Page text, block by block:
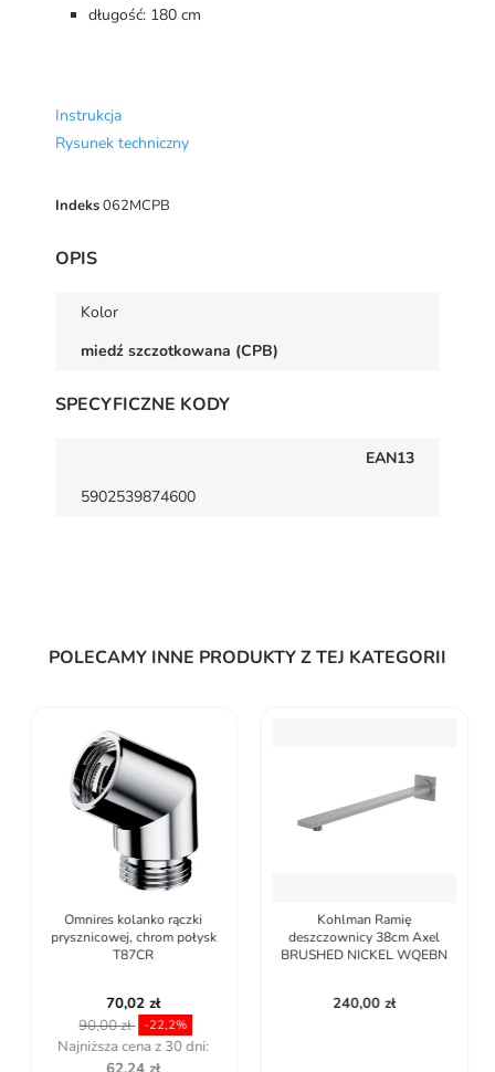
długość: 180 cm
Instrukcja
Rysunek techniczny
Indeks062MCPB
OPIS
Kolor
miedź szczotkowana (CPB)
SPECYFICZNE KODY
EAN13
5902539874600
POLECAMY INNE PRODUKTY Z TEJ KATEGORII
Omnires kolanko rączki
prysznicowej, chrom połysk
T87CR
70,02 zł
90,00 zł
-22,2%
Najniższa cena z 30 dni:
Kohlman Ramię
deszczownicy 38cm Axel
BRUSHED NICKEL WQEBN
240,00 zł